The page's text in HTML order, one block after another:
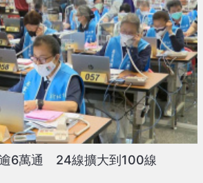
6萬通 24線擴大到100線